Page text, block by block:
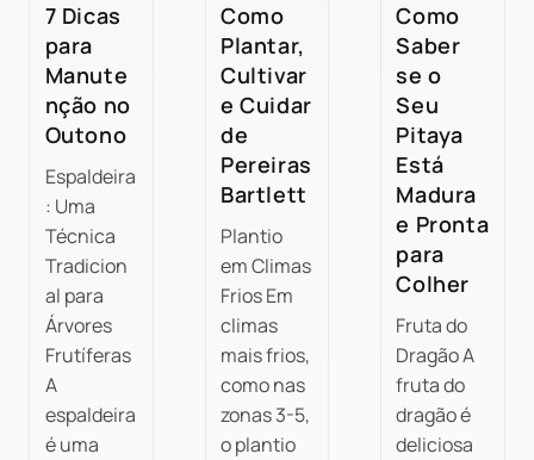
7 Dicas
para
Manute
nção no
Outono
Espaldeira
: Uma
Técnica
Tradicion
al para
Árvores
Frutíferas
A
espaldeira
é uma
Como
Plantar,
Cultivar
e Cuidar
de
Pereiras
Bartlett
Plantio
em Climas
Frios Em
climas
mais frios,
como nas
zonas 3-5,
o plantio
Como
Saber
se o
Seu
Pitaya
Está
Madura
e Pronta
para
Colher
Fruta do
Dragão A
fruta do
dragão é
deliciosa